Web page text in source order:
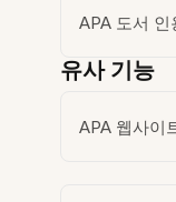
APA 도서 인
유사 기능
APA 웹사이